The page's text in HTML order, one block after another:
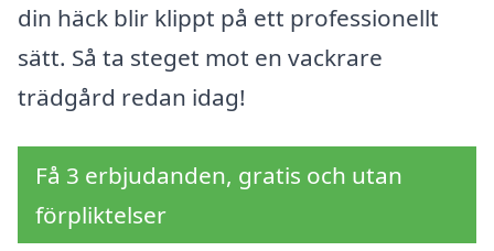
din häck blir klippt på ett professionellt
sätt. Så ta steget mot en vackrare
trädgård redan idag!
Få 3 erbjudanden, gratis och utan
förpliktelser